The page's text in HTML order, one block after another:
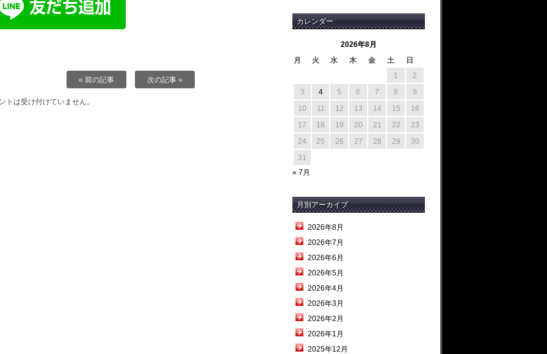
« 前の記事 次の記事 »
トは受け付けていません。
カレンダー
2026年8月
月
火 水 木 金 土
日
1
2
3
4 5 6 7 8
9
10
11 12 13 14 15
16
17
18 19 20 21 22
23
24
25 26 27 28 29
30
31
« 7月
月別アーカイブ
2026年8月
2026年7月
2026年6月
2026年5月
2026年4月
2026年3月
2026年2月
2026年1月
2025年12月